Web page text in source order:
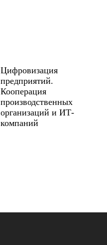
Цифровизация
предприятий.
Кооперация
производственных
организаций и ИТ-
компаний